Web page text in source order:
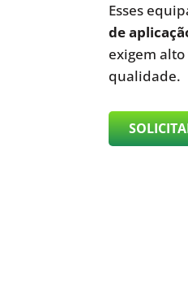
Esses
de
exigem
qualidade.